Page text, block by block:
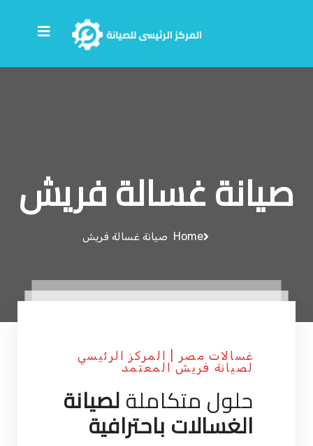
صيانة غسالة فريش
Home صيانة غسالة فريش
غسالات مصر | المركز الرئيسي
لصيانة فريش المعتمد
حلول متكاملةلصيانة
الغسالات باحترافية